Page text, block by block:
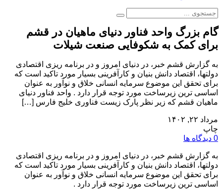
گام بزرگ واحد فناور دنیای ماهیان در قشم
برای کمک به شکوفایی صنعت شیلات
به گزارش قشم خبر، در دنیای امروز و در برنامه ریزی اقتصادی
دولتها، اقتصاد دانش بنیان و کارآفرینی بسیار مورد تاکید است که
برای تحقق این موضوع سرمایه انسانی خلاق و نوآور به عنوان
اساسی ترین زیرساخت مورد توجه قرار دارد . واحد فناور دنیای
ماهیان قشم که زیر نظر پارک زیست فناوری خلیج فارس […]
مرداد ۲۲, ۱۴۰۲
چاپ
0 دیدگاه ها
به گزارش قشم خبر، در دنیای امروز و در برنامه ریزی اقتصادی
دولتها، اقتصاد دانش بنیان و کارآفرینی بسیار مورد تاکید است که
برای تحقق این موضوع سرمایه انسانی خلاق و نوآور به عنوان
اساسی ترین زیرساخت مورد توجه قرار دارد .